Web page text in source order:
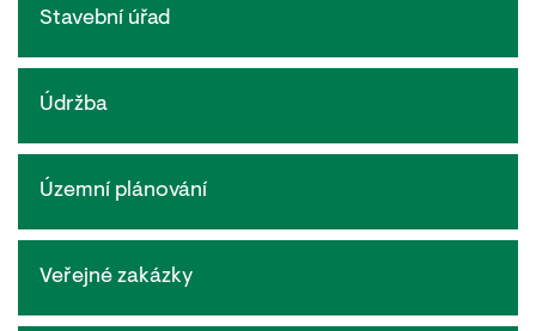
Stavební úřad
Údržba
Územní plánování
Veřejné zakázky